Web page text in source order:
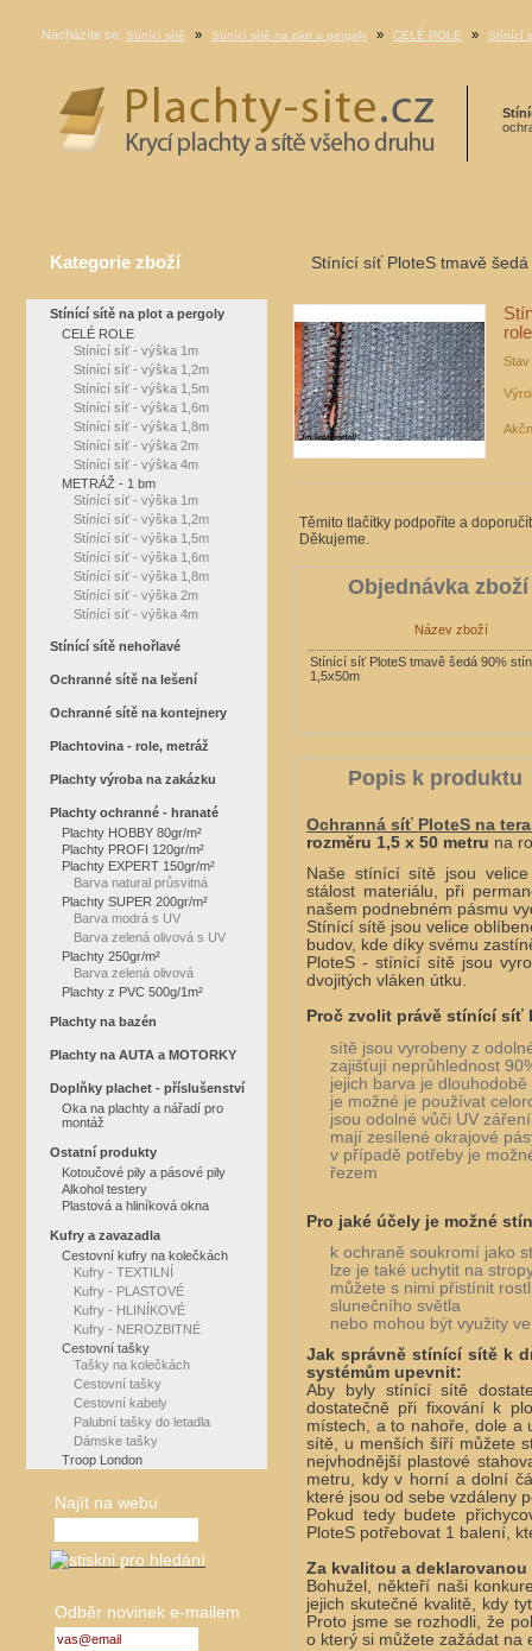
Nacházíte se: Stínící sítě » Stínící sítě na plot a pergoly » CELÉ ROLE » Stínící
Stínící síť PloteS tmavě
Stav
Těmito tlačítky podpoříte a
Děkujeme.
Objednávka zboží
Název zboží
Stínící síť PloteS tmavě šedá 90%
1,5x50m
Popis k produktu
Ochranná síť PloteS na
rozměru 1,5 x 50 metru na
Naše stínící sítě jsou
stálost materiálu, při
našem podnebném pásmu
Stínící sítě jsou velice
budov, kde díky svému
PloteS - stínící sítě jsou
dvojitých vláken útku.
Proč zvolit právě stínící síť
sítě jsou vyrobeny z
zajišťují neprůhlednost
jejich barva je dlouhodobě
je možné je používat
jsou odolné vůči UV záření
mají zesílené okrajové
v případě potřeby je
řezem
Pro jaké účely je možné
k ochraně soukromí jako
lze je také uchytit na
můžete s nimi přistínit
slunečního světla
nebo mohou být využity
Jak správně stínící sítě k
systémům upevnit:
Aby byly stínící sítě
dostatečně při fixování k
místech, a to nahoře, dole a
sítě, u menších šíří můžete
nejvhodnější plastové
metru, kdy v horní a dolní
které jsou od sebe vzdáleny
Pokud tedy budete
PloteS potřebovat 1 balení,
Za kvalitou a
Bohužel, někteří naši
jejich skutečné kvalitě, kdy
Proto jsme se rozhodli, že
o který si můžete zažádat na
Kategorie zboží
Stínící sítě na plot a pergoly
CELÉ ROLE
Stínící síť - výška 1m
Stínící síť - výška 1,2m
Stínící síť - výška 1,5m
Stínící síť - výška 1,6m
Stínící síť - výška 1,8m
Stínící síť - výška 2m
Stínící síť - výška 4m
METRÁŽ - 1 bm
Stínící síť - výška 1m
Stínící síť - výška 1,2m
Stínící síť - výška 1,5m
Stínící síť - výška 1,6m
Stínící síť - výška 1,8m
Stínící síť - výška 2m
Stínící síť - výška 4m
Stínící sítě nehořlavé
Ochranné sítě na lešení
Ochranné sítě na kontejnery
Plachtovina - role, metráž
Plachty výroba na zakázku
Plachty ochranné - hranaté
Plachty HOBBY 80gr/m²
Plachty PROFI 120gr/m²
Plachty EXPERT 150gr/m²
Barva natural průsvitná
Plachty SUPER 200gr/m²
Barva modrá s UV
Barva zelená olivová s UV
Plachty 250gr/m²
Barva zelená olivová
Plachty z PVC 500g/1m²
Plachty na bazén
Plachty na AUTA a MOTORKY
Doplňky plachet - příslušenství
Oka na plachty a nářadí pro
montáž
Ostatní produkty
Kotoučové pily a pásové pily
Alkohol testery
Plastová a hliníková okna
Kufry a zavazadla
Cestovní kufry na kolečkách
Kufry - TEXTILNÍ
Kufry - PLASTOVÉ
Kufry - HLINÍKOVÉ
Kufry - NEROZBITNÉ
Cestovní tašky
Tašky na kolečkách
Cestovní tašky
Cestovní kabely
Palubní tašky do letadla
Dámske tašky
Troop London
Najít na webu
Odběr novinek e-mailem